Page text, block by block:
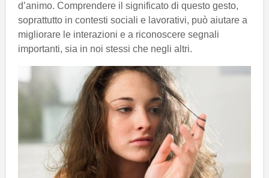
d’animo. Comprendere il significato di questo gesto,
soprattutto in contesti sociali e lavorativi, può aiutare a
migliorare le interazioni e a riconoscere segnali
importanti, sia in noi stessi che negli altri.